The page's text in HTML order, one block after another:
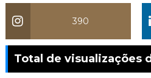
390
Total de visualizações